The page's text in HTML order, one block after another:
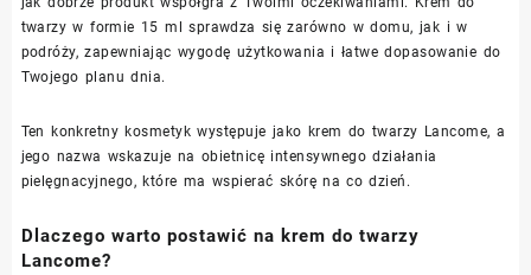
twarzy w formie 15 ml sprawdza się zarówno w domu, jak i w
podróży, zapewniając wygodę użytkowania i łatwe dopasowanie do
Twojego planu dnia.
Ten konkretny kosmetyk występuje jako krem do twarzy Lancome, a
jego nazwa wskazuje na obietnicę intensywnego działania
pielęgnacyjnego, które ma wspierać skórę na co dzień.
Dlaczego warto postawić na krem do twarzy
Lancome?